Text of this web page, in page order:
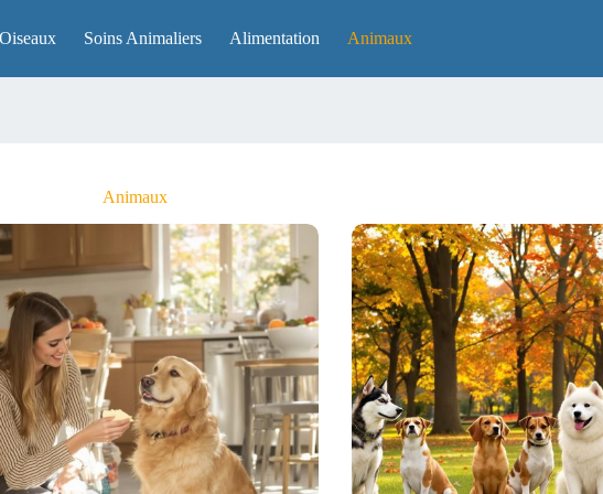
Oiseaux Soins Animaliers Alimentation Animaux
Animaux